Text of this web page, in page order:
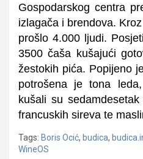
Gospodarskog centra
izlagača i brendova.
prošlo 4.000 ljudi.
3500 čaša kušajući
žestokih pića. Popijeno
potrošena je tona
kušali su
francuskih sireva te
Tags: Boris Ocić, budica,
WineOS